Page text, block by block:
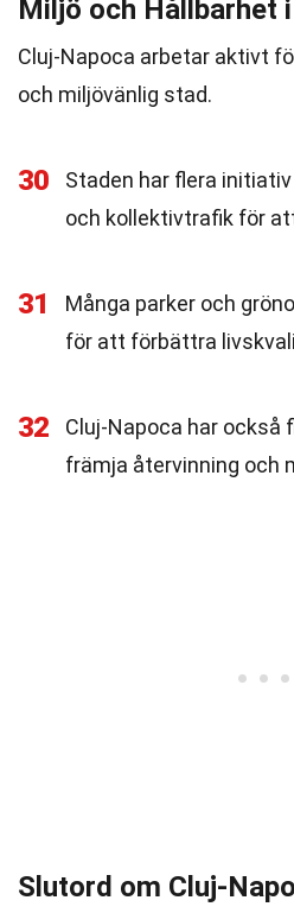
Miljö och Hållbarhet
Cluj-Napoca arbetar aktivt
och miljövänlig stad.
30
Staden har flera
och kollektivtrafik för
31
Många parker och
för att förbättra
32
Cluj-Napoca har också
främja återvinning och
Slutord om Cluj-